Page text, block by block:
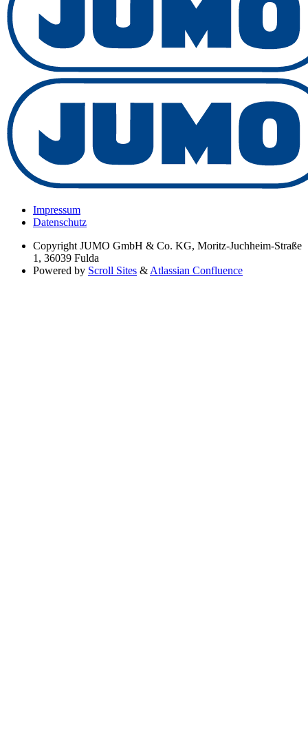
Impressum
Datenschutz
Copyright JUMO GmbH & Co. KG, Moritz-Juchheim-Straße
1, 36039 Fulda
Powered by Scroll Sites & Atlassian Confluence